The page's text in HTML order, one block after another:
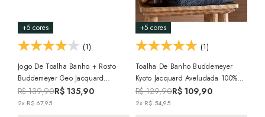
+5 cores
(1)
Jogo De Toalha Banho + Rosto
Buddemeyer Geo Jacquard
Aveludada 100% Algodão (2
Peças) - Gramatura: 420 G/m²
R$ 139,90R$ 135,90
2x R$ 67,95
+5 cores
(1)
Toalha De Banho Buddemeyer
Kyoto Jacquard Aveludada 100%
Algodão - Gramatura: 420 G/m²
R$ 129,90R$ 109,90
2x R$ 54,95